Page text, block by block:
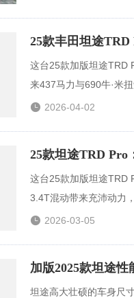
25款丰田坦途
这台25款加版坦途TRD
来437马力与690牛·米扭
 2026-04-02
25款坦途TRD Pro
这台25款加版坦途TRD
3.4T混动带来充沛动力，
 2026-03-05
加版2025款坦途
坦途高大壮硕的车身尺